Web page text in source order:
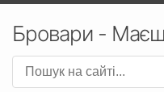
Бровари -